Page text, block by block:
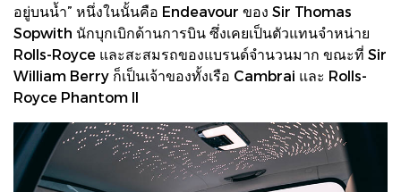
อยู่บนน้ำ” หนึ่งในนั้นคือ Endeavour ของ Sir Thomas
Sopwith นักบุกเบิกด้านการบิน ซึ่งเคยเป็นตัวแทนจำหน่าย
Rolls-Royce และสะสมรถของแบรนด์จำนวนมาก ขณะที่ Sir
William Berry ก็เป็นเจ้าของทั้งเรือ Cambrai และ Rolls-
Royce Phantom II